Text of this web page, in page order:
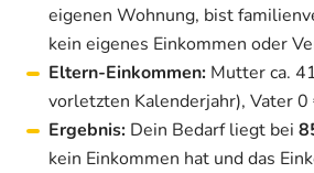
eigenen Wohnung, bist
kein eigenes Einkommen oder
Eltern-Einkommen: Mutter ca.
vorletzten Kalenderjahr), Vater 0
Ergebnis: Dein Bedarf liegt bei
kein Einkommen hat und das